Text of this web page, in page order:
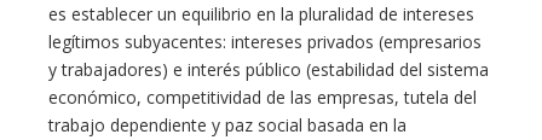
es establecer un equilibrio en la pluralidad de intereses
legítimos subyacentes: intereses privados (empresarios
y trabajadores) e interés público (estabilidad del sistema
económico, competitividad de las empresas, tutela del
trabajo dependiente y paz social basada en la